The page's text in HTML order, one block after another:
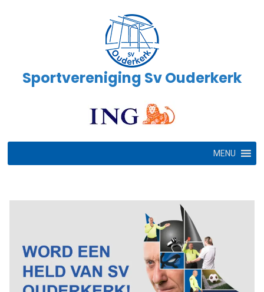
Sportvereniging Sv Ouderkerk
MENU